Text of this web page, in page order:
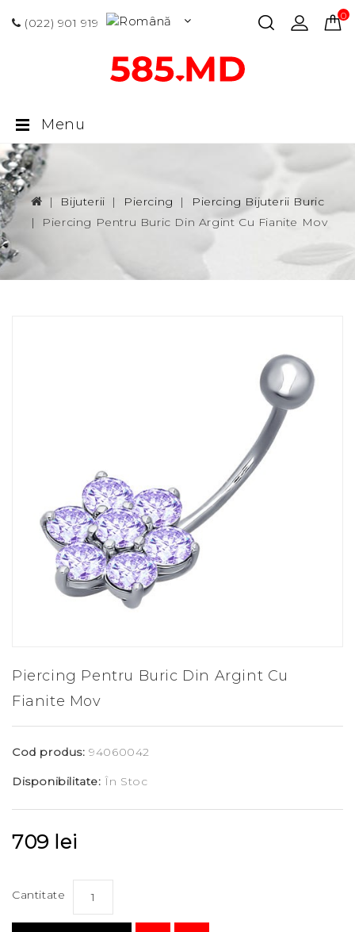
(022) 901 919
0
Menu
Bijuterii Piercing
Piercing Bijuterii Buric
Piercing Pentru Buric Din Argint Cu Fianite Mov
Piercing Pentru Buric Din Argint Cu
Fianite Mov
Cod produs:94060042
Disponibilitate: În Stoc
709 lei
Cantitate